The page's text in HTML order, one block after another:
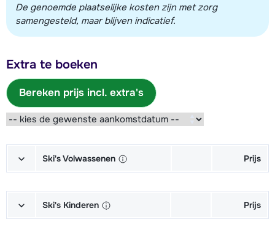
De genoemde plaatselijke kosten zijn met zorg
samengesteld, maar blijven indicatief.
Extra te boeken
Bereken prijs incl. extra's
Ski's Volwassenen Prijs
Schoenen + Stokken (6/7 dagen)
van week
Ski's Kinderen Prijs